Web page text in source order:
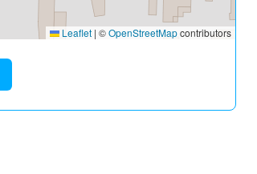
Leaflet | ©OpenStreetMapcontributors